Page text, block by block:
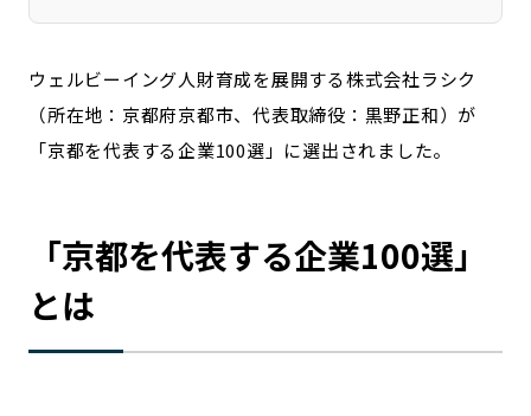
香川エリア
愛媛エリア
高知エリア
福岡エリア
佐賀エリア
長崎エリア
沖縄エリア
カテゴリから探す
ウェルビーイング人財育成を展開する株式会社ラシク
（所在地：京都府京都市、代表取締役：黒野正和）が
「京都を代表する企業100選」に選出されました。
「京都を代表する企業100選」
とは